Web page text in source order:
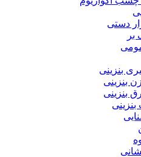
دستی
بنزینی
بنزینی
بنزینی